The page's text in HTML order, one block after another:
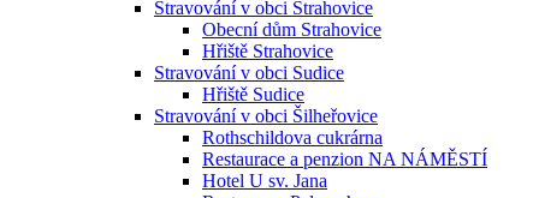
Stravování v obci Strahovice
Obecní dům Strahovice
Hřiště Strahovice
Stravování v obci Sudice
Hřiště Sudice
Stravování v obci Šilheřovice
Rothschildova cukrárna
Restaurace a penzion NA NÁMĚSTÍ
Hotel U sv. Jana